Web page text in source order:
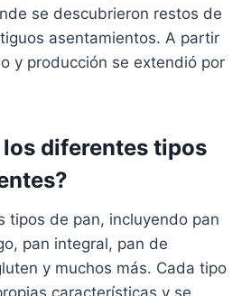
se descubrieron restos de
asentamientos. A partir
y producción se extendió por
los diferentes tipos
tipos de pan, incluyendo pan
pan integral, pan de
y muchos más. Cada tipo